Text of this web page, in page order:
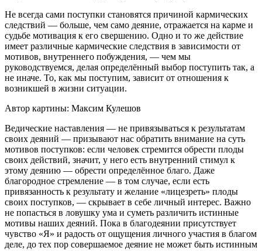
Не всегда сами поступки становятся причиной кармических
следствий — больше, чем само деяние, отражается на карме и
судьбе мотивация к его свершению. Одно и то же действие
имеет различные кармические следствия в зависимости от
мотивов, внутреннего побуждения, — чем мы
руководствуемся, делая определённый выбор поступить так, а
не иначе. То, как мы поступим, зависит от отношения к
возникшей в жизни ситуации.
Автор картины: Максим Кулешов
Ведические наставления — не привязываться к результатам
своих деяний — призывают нас обратить внимание на суть
мотивов поступков: если человек стремится обрести плоды
своих действий, значит, у него есть внутренний стимул к
этому деянию — обрести определённое благо. Даже
благородное стремление — в том случае, если есть
привязанность к результату и желание «лицезреть» плоды
своих поступков, — скрывает в себе личный интерес. Важно
не попасться в ловушку ума и суметь различить истинные
мотивы наших деяний. Пока в благодеянии присутствует
чувство «Я» и радость от ощущения личного участия в благом
деле, до тех пор совершаемое деяние не может быть истинным